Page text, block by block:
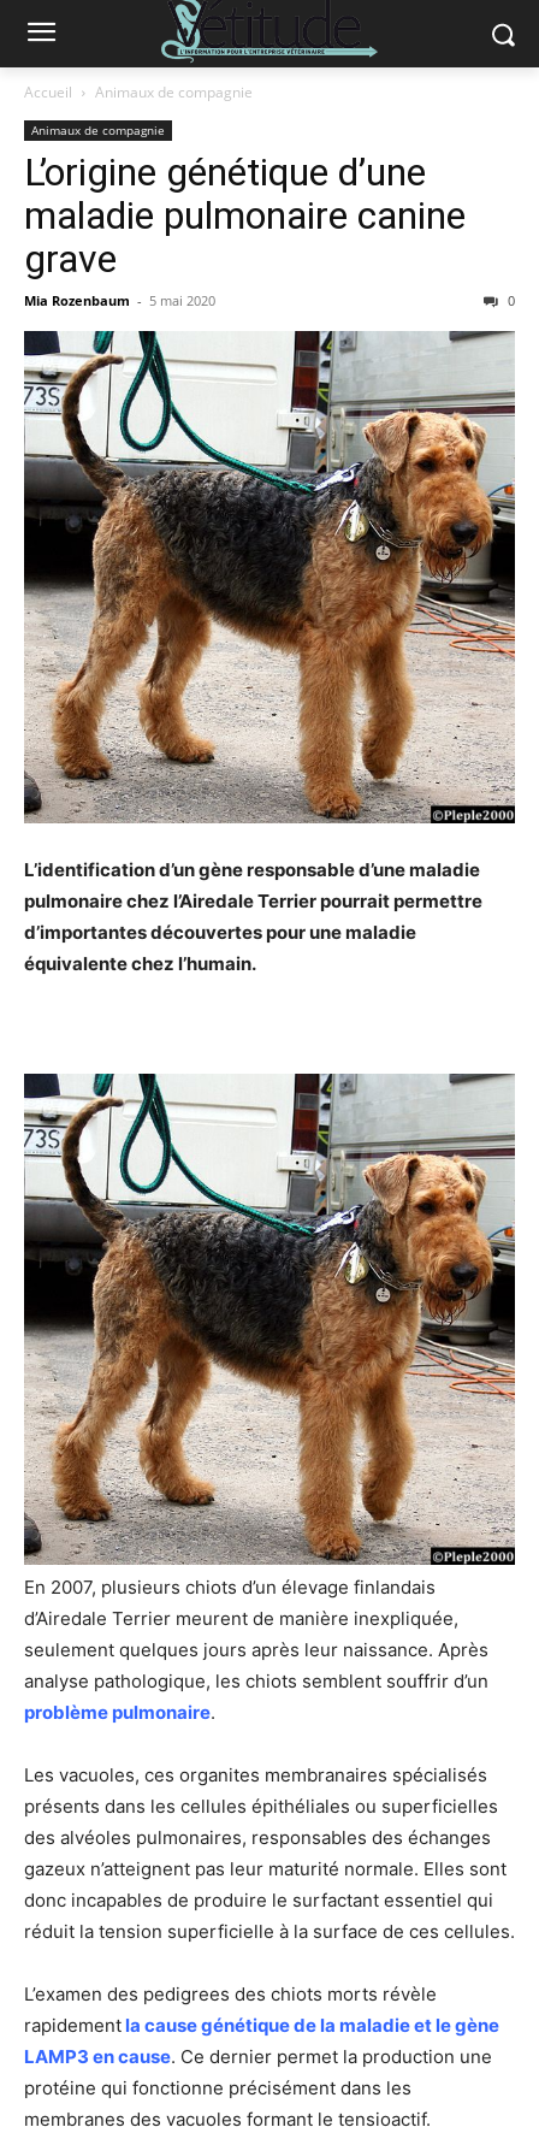
Accueil Animaux de compagnie
Animaux de compagnie
L’origine génétique d’une
maladie pulmonaire canine
grave
Mia Rozenbaum - 5 mai 2020 0
L’identification d’un gène responsable d’une maladie
pulmonaire chez l’Airedale Terrier pourrait permettre
d’importantes découvertes pour une maladie
équivalente chez l’humain.
En 2007, plusieurs chiots d’un élevage finlandais
d’Airedale Terrier meurent de manière inexpliquée,
seulement quelques jours après leur naissance. Après
analyse pathologique, les chiots semblent souffrir d’un
problème pulmonaire.
Les vacuoles, ces organites membranaires spécialisés
présents dans les cellules épithéliales ou superficielles
des alvéoles pulmonaires, responsables des échanges
gazeux n’atteignent pas leur maturité normale. Elles sont
donc incapables de produire le surfactant essentiel qui
réduit la tension superficielle à la surface de ces cellules.
L’examen des pedigrees des chiots morts révèle
rapidement la cause génétique de la maladie et le gène
LAMP3 en cause. Ce dernier permet la production une
protéine qui fonctionne précisément dans les
membranes des vacuoles formant le tensioactif.